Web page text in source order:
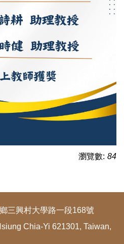
瀏覽數: 84
三興村大學路一段168號
Chia-Yi 621301, Taiwan,